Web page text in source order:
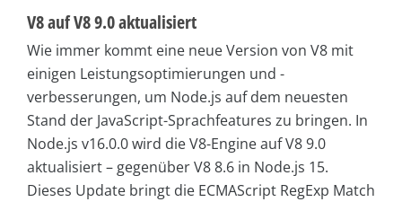
V8 auf V8 9.0 aktualisiert
Wie immer kommt eine neue Version von V8 mit
einigen Leistungsoptimierungen und -
verbesserungen, um Node.js auf dem neuesten
Stand der JavaScript-Sprachfeatures zu bringen. In
Node.js v16.0.0 wird die V8-Engine auf V8 9.0
aktualisiert – gegenüber V8 8.6 in Node.js 15.
Dieses Update bringt die ECMAScript RegExp Match